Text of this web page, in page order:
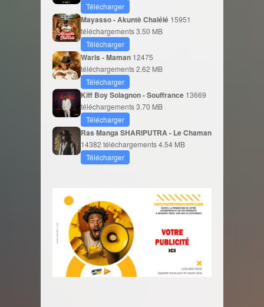
Télécharger
Mayasso - Akuntè Chalélé 15951
téléchargements3.50 MB
Télécharger
Waris - Maman 12475
téléchargements2.62 MB
Télécharger
Kiff Boy Solagnon - Souffrance 13669
téléchargements3.70 MB
Télécharger
Ras Manga SHARIPUTRA - Le Chaman
14382 téléchargements4.54 MB
Télécharger